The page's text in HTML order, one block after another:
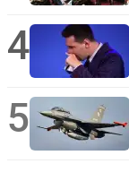
4
5